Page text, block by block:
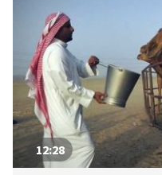
12:28